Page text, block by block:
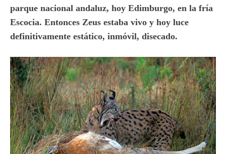
parque nacional andaluz, hoy Edimburgo, en la fría
Escocia. Entonces Zeus estaba vivo y hoy luce
definitivamente estático, inmóvil, disecado.